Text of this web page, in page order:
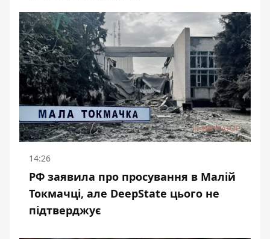
14:26
РФ заявила про просування в Малій
Токмачці, але DeepState цього не
підтверджує